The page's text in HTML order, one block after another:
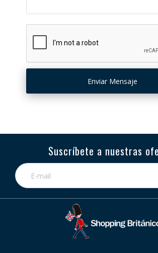
Suscríbete a nuestras